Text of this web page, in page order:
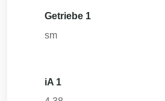
Getriebe 1
sm
iA 1